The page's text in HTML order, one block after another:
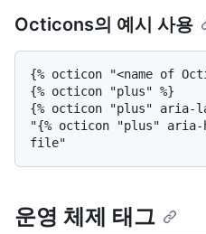
Octicons의 예시 사용
{% octicon "<name of
{% octicon "plus" %}
{% octicon "plus" aria-
"{% octicon "plus" aria-
운영 체제 태그